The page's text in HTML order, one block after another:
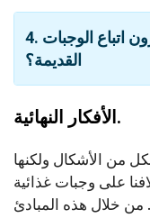
4. هل يستطيع الناس المعاصرون اتباع الوجبات
القديمة؟
الأفكار النهائية.
من الأشكال ولكنها
على وجبات غذائية
من خلال هذه المبادئ